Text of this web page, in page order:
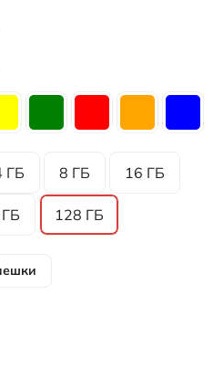
ГБ 8 ГБ 16 ГБ
128 ГБ